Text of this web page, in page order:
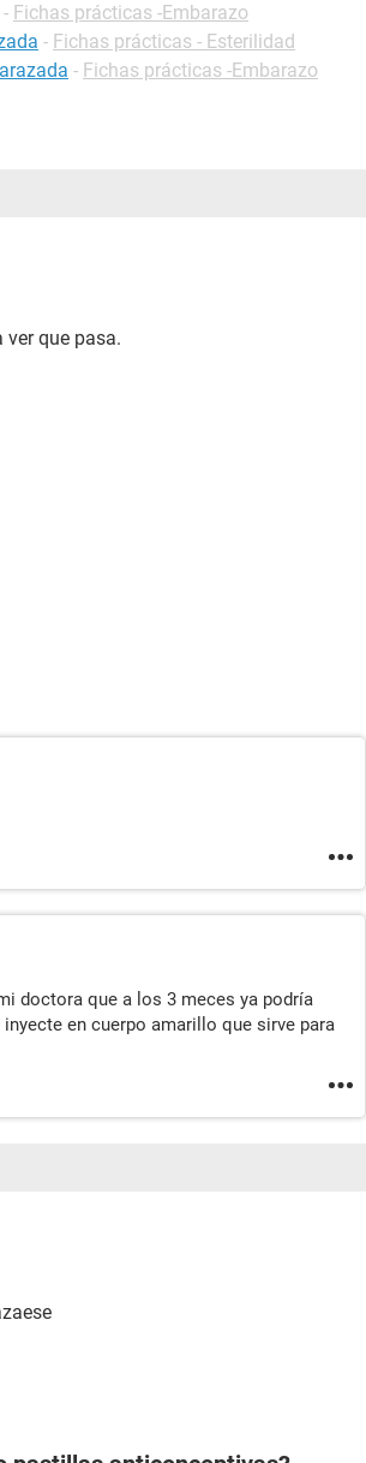
- Fichas prácticas -Embarazo
- Fichas prácticas - Esterilidad
- Fichas prácticas -Embarazo
ver que pasa.
doctora que a los 3 meces ya podría
en cuerpo amarillo que sirve para